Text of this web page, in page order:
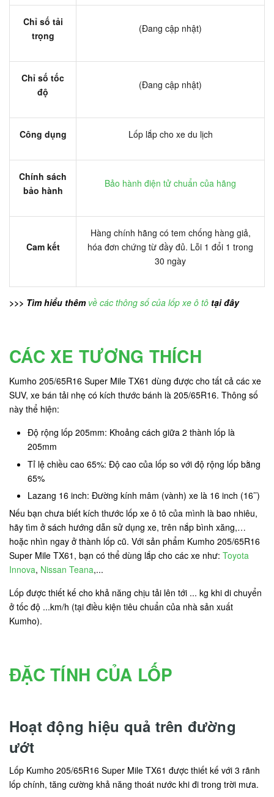
Chỉ số tải
trọng
(Đang cập nhật)
Chỉ số tốc
độ
(Đang cập nhật)
Công dụng Lốp lắp cho xe du lịch
Chính sách
bảo hành
Bảo hành điện tử chuẩn của hãng
Cam kết
Hàng chính hãng có tem chống hàng giả,
hóa đơn chứng từ đầy đủ. Lỗi 1 đổi 1 trong
30 ngày
>>> Tìm hiểu thêm về các thông số của lốp xe ô tô tại đây
CÁC XE TƯƠNG THÍCH
Kumho 205/65R16 Super Mile TX61 dùng được cho tất cả các xe
SUV, xe bán tải nhẹ có kích thước bánh là 205/65R16. Thông số
này thể hiện:
Độ rộng lốp 205mm: Khoảng cách giữa 2 thành lốp là
205mm
Tỉ lệ chiều cao 65%: Độ cao của lốp so với độ rộng lốp bằng
65%
Lazang 16 inch: Đường kính mâm (vành) xe là 16 inch (16’’)
Nếu bạn chưa biết kích thước lốp xe ô tô của mình là bao nhiêu,
hãy tìm ở sách hướng dẫn sử dụng xe, trên nắp bình xăng,…
hoặc nhìn ngay ở thành lốp cũ. Với sản phẩm Kumho 205/65R16
Super Mile TX61, bạn có thể dùng lắp cho các xe như: Toyota
Innova, Nissan Teana,...
Lốp được thiết kế cho khả năng chịu tải lên tới ... kg khi di chuyển
ở tốc độ ...km/h (tại điều kiện tiêu chuẩn của nhà sản xuất
Kumho).
ĐẶC TÍNH CỦA LỐP
Hoạt động hiệu quả trên đường
ướt
Lốp Kumho 205/65R16 Super Mile TX61 được thiết kế với 3 rãnh
lốp chính, tăng cường khả năng thoát nước khi đi trong trời mưa.